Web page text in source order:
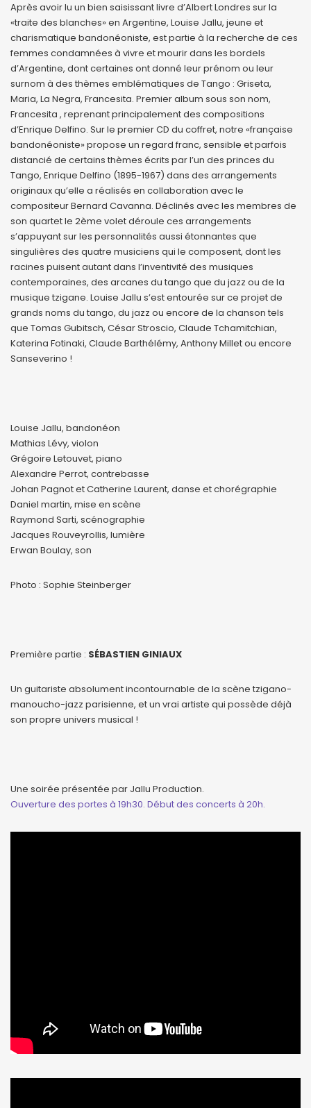
Après avoir lu un bien saisissant livre d’Albert Londres sur la
«traite des blanches» en Argentine, Louise Jallu, jeune et
charismatique bandonéoniste, est partie à la recherche de ces
femmes condamnées à vivre et mourir dans les bordels
d’Argentine, dont certaines ont donné leur prénom ou leur
surnom à des thèmes emblématiques de Tango : Griseta,
Maria, La Negra, Francesita. Premier album sous son nom,
Francesita , reprenant principalement des compositions
d’Enrique Delfino. Sur le premier CD du coffret, notre «française
bandonéoniste» propose un regard franc, sensible et parfois
distancié de certains thèmes écrits par l’un des princes du
Tango, Enrique Delfino (1895-1967) dans des arrangements
originaux qu’elle a réalisés en collaboration avec le
compositeur Bernard Cavanna. Déclinés avec les membres de
son quartet le 2ème volet déroule ces arrangements
s’appuyant sur les personnalités aussi étonnantes que
singulières des quatre musiciens qui le composent, dont les
racines puisent autant dans l’inventivité des musiques
contemporaines, des arcanes du tango que du jazz ou de la
musique tzigane. Louise Jallu s’est entourée sur ce projet de
grands noms du tango, du jazz ou encore de la chanson tels
que Tomas Gubitsch, César Stroscio, Claude Tchamitchian,
Katerina Fotinaki, Claude Barthélémy, Anthony Millet ou encore
Sanseverino !
Louise Jallu, bandonéon
Mathias Lévy, violon
Grégoire Letouvet, piano
Alexandre Perrot, contrebasse
Johan Pagnot et Catherine Laurent, danse et chorégraphie
Daniel martin, mise en scène
Raymond Sarti, scénographie
Jacques Rouveyrollis, lumière
Erwan Boulay, son
Photo : Sophie Steinberger
Première partie : SÉBASTIEN GINIAUX
Un guitariste absolument incontournable de la scène tzigano-
manoucho-jazz parisienne, et un vrai artiste qui possède déjà
son propre univers musical !
Une soirée présentée par Jallu Production.
Ouverture des portes à 19h30. Début des concerts à 20h.